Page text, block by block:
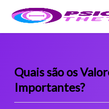
Blog
Glossário
Quais são os
Importantes?